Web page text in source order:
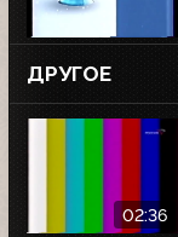
ДРУГОЕ
02:36